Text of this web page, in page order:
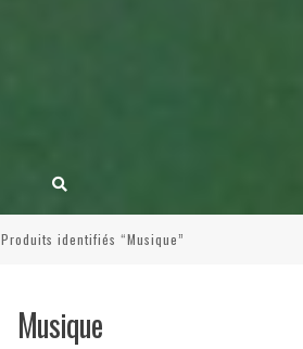
Produits identifiés “Musique”
Musique